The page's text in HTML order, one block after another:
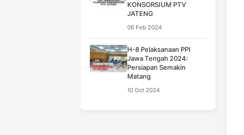
KONSORSIUM PTV
JATENG
06 Feb 2024
H-8 Pelaksanaan PPI
Jawa Tengah 2024:
Persiapan Semakin
Matang
10 Oct 2024